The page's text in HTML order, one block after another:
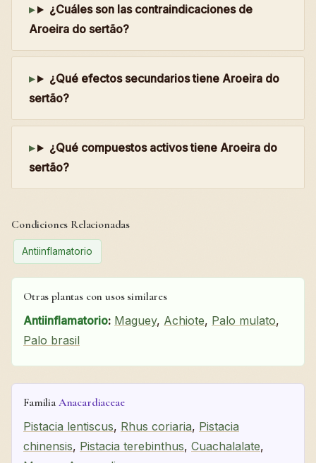
¿Cuáles son las contraindicaciones de
Aroeira do sertão?
¿Qué efectos secundarios tiene Aroeira do
sertão?
¿Qué compuestos activos tiene Aroeira do
sertão?
Condiciones Relacionadas
Antiinflamatorio
Otras plantas con usos similares
Antiinflamatorio: Maguey, Achiote, Palo mulato,
Palo brasil
Familia Anacardiaceae
Pistacia lentiscus, Rhus coriaria, Pistacia
chinensis, Pistacia terebinthus, Cuachalalate,